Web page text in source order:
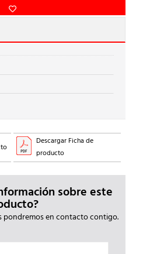
Descargar Ficha de
producto
sobre este
en contacto contigo.